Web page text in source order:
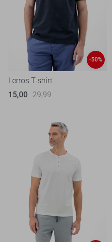
-50%
Lerros T-shirt
15,00 29,99